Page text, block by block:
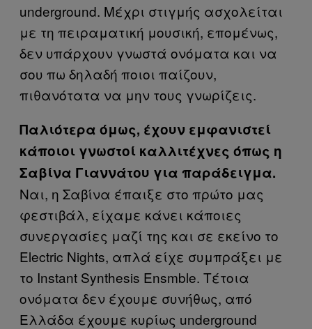
underground. Μέχρι στιγμής ασχολείται
με τη πειραματική μουσική, επομένως,
δεν υπάρχουν γνωστά ονόματα και να
σου πω δηλαδή ποιοι παίζουν,
πιθανότατα να μην τους γνωρίζεις.
Παλιότερα όμως, έχουν εμφανιστεί
κάποιοι γνωστοί καλλιτέχνες όπως η
Σαβίνα Γιαννάτου για παράδειγμα.
Ναι, η Σαβίνα έπαιξε στο πρώτο μας
φεστιβάλ, είχαμε κάνει κάποιες
συνεργασίες μαζί της και σε εκείνο το
Electric Nights, απλά είχε συμπράξει με
το Instant Synthesis Ensmble. Τέτοια
ονόματα δεν έχουμε συνήθως, από
Ελλάδα έχουμε κυρίως underground